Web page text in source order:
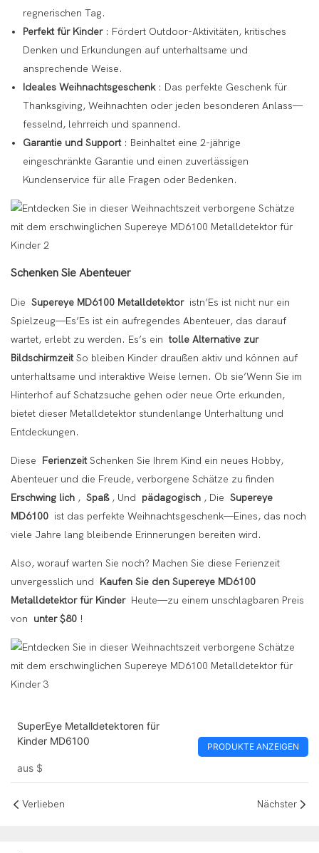
regnerischen Tag.
Perfekt für Kinder : Fördert Outdoor-Aktivitäten, kritisches
Denken und Erkundungen auf unterhaltsame und
ansprechende Weise.
Ideales Weihnachtsgeschenk : Das perfekte Geschenk für
Thanksgiving, Weihnachten oder jeden besonderen Anlass—
fesselnd, lehrreich und spannend.
Garantie und Support : Beinhaltet eine 2-jährige
eingeschränkte Garantie und einen zuverlässigen
Kundenservice für alle Fragen oder Bedenken.
Schenken Sie Abenteuer
Die Supereye MD6100 Metalldetektor istn’Es ist nicht nur ein
Spielzeug—Es’Es ist ein aufregendes Abenteuer, das darauf
wartet, erlebt zu werden. Es’s ein tolle Alternative zur
BildschirmzeitSo bleiben Kinder draußen aktiv und können auf
unterhaltsame und interaktive Weise lernen. Ob sie’Wenn Sie im
Hinterhof auf Schatzsuche gehen oder neue Orte erkunden,
bietet dieser Metalldetektor stundenlange Unterhaltung und
Entdeckungen.
Diese FerienzeitSchenken Sie Ihrem Kind ein neues Hobby,
Abenteuer und die Freude, verborgene Schätze zu finden
Erschwing lich , Spaß , Und pädagogisch , Die Supereye
MD6100 ist das perfekte Weihnachtsgeschenk—Eines, das noch
viele Jahre lang bleibende Erinnerungen bereiten wird.
Also, worauf warten Sie noch? Machen Sie diese Ferienzeit
unvergesslich und Kaufen Sie den Supereye MD6100
Metalldetektor für Kinder Heute—zu einem unschlagbaren Preis
von unter $80 !
SuperEye Metalldetektoren für
Kinder MD6100
aus $
PRODUKTE ANZEIGEN
Verlieben Nächster